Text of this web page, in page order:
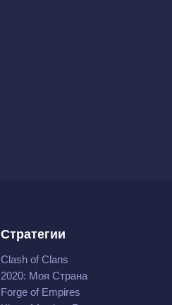
Стратегии
Clash of Clans
2020: Моя Cтрана
Forge of Empires